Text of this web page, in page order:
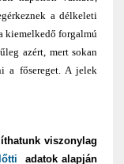
a délkeleti
kiemelkedő forgalmú
azért, mert sokan
a fősereget. A jelek
viszonylag
adatok alapján